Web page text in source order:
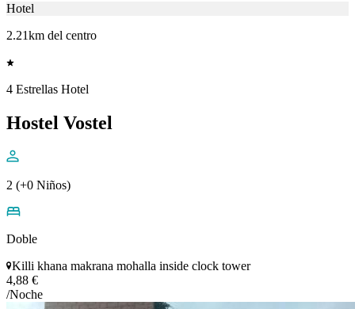
Hotel
2.21km del centro
4 Estrellas Hotel
Hostel Vostel
2 (+0 Niños)
Doble
Killi khana makrana mohalla inside clock tower
4,88 €
/Noche